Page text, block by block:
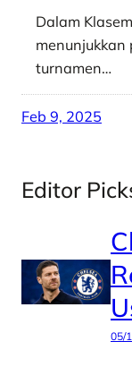
Dalam
turnamen…
Feb 9, 2025
Editor
05/